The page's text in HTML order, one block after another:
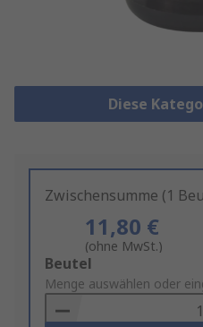
Diese
Zwischensumme (1
11,80 €
(ohne MwSt.)
Add
to
Basket
Beutel
Menge auswählen oder